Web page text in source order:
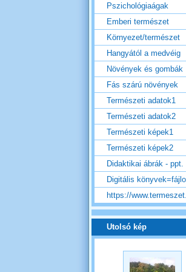
Pszichológiaágak
Emberi természet
Környezet/természet
Hangyától a medvéig
Növények és gombák
Fás szárú növények
Természeti adatok1
Természeti adatok2
Természeti képek1
Természeti képek2
Didaktikai ábrák - ppt.
Digitális
https://
Utolsó kép